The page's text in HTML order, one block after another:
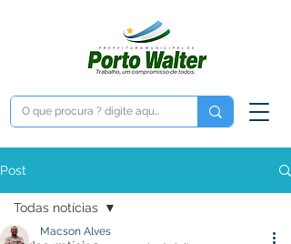
Post
Todas notícias
Macson Alves